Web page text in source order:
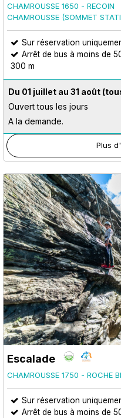
CHAMROUSSE 1650 - RECOIN
CHAMROUSSE (SOMMET
Sur réservation
Arrêt de bus à moins de
300 m
Du 01 juillet au 31 août
Ouvert tous les jours
A la demande.
Plus
Escalade
CHAMROUSSE 1750 - ROCHE
Sur réservation
Arrêt de bus à moins de